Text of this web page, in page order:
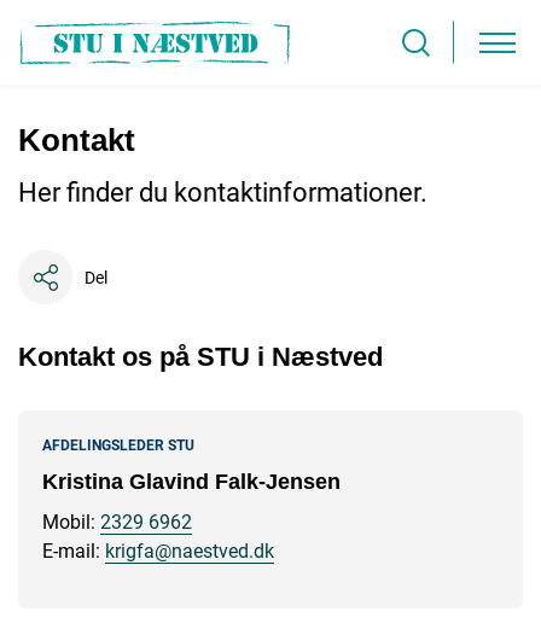
Kontakt
Her finder du kontaktinformationer.
Del
Kontakt os på STU i Næstved
AFDELINGSLEDER STU
Kristina Glavind Falk-Jensen
Mobil: 2329 6962
E-mail: krigfa@naestved.dk